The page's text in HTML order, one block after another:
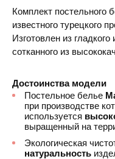
Комплект постельного
известного турецкого
Изготовлен из
сотканного из
Достоинства модели
Постельное белье
при производстве
используется
выращенный на
Экологическая
натуральность